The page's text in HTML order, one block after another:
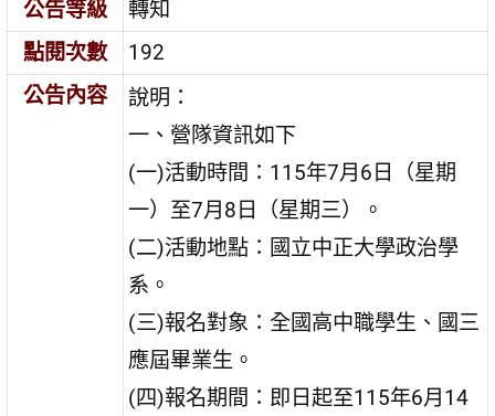
公告等級
轉知
點閱次數
192
公告內容
說明：
一、營隊資訊如下
(一)活動時間：115年7月6日（星期
一）至7月8日（星期三）。
(二)活動地點：國立中正大學政治學
系。
(三)報名對象：全國高中職學生、國三
應屆畢業生。
(四)報名期間：即日起至115年6月14